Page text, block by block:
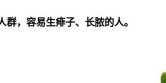
，容易生痱子、长脓的人。